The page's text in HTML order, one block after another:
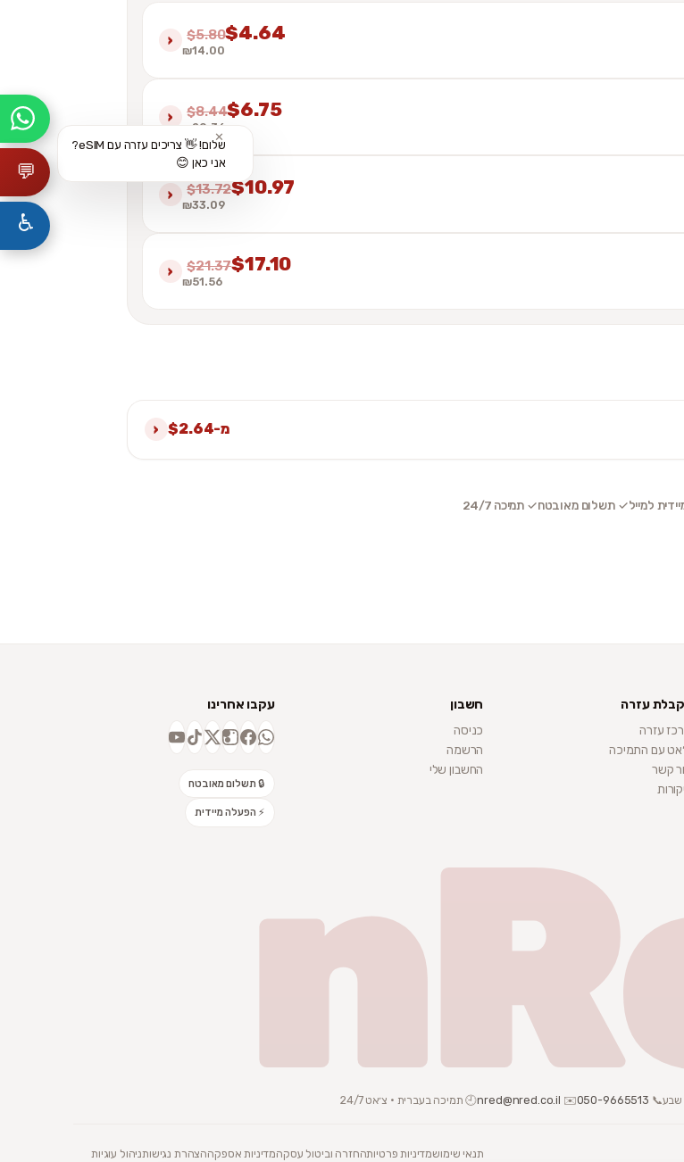
$5.80$4.64
₪14.00
›
$8.44$6.75
₪20.36
›
$13.72$10.97
₪33.09
›
$21.37$17.10
₪51.56
›
מ-$2.64 ›
למייל✓ תשלום מאובטח✓ תמיכה 24/7
עזרה
עזרה
עם התמיכה
קשר
חשבון
כניסה
הרשמה
החשבון שלי
עקבו אחרינו
🔒 תשלום מאובטח
⚡ הפעלה מיידית
📞
050-9665513
✉️
nred@nred.co.il🕘 תמיכה בעברית · צ׳אט 24/7
תנאי שימושמדיניות פרטיותהחזרה וביטול עסקהמדיניות אספקההצהרת נגישותניהול עוגיות
💬
✕
שלום! 👋 צריכים עזרה עם eSIM?
אני כאן 😊
♿